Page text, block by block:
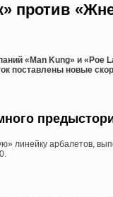
против
«Man Kung» и «Poe
поставлены новые
линейку арбалетов,